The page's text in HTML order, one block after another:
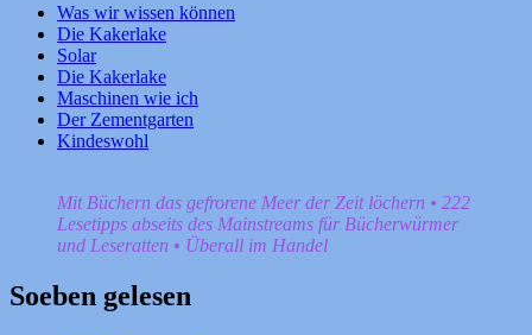
Was wir wissen können
Die Kakerlake
Solar
Die Kakerlake
Maschinen wie ich
Der Zementgarten
Kindeswohl
Mit Büchern das gefrorene Meer der Zeit löchern • 222
Lesetipps abseits des Mainstreams für Bücherwürmer
und Leseratten • Überall im Handel
Soeben gelesen